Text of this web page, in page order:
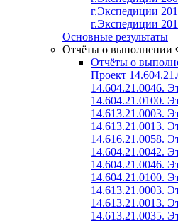
г.Экспедиции
г.Экспедиции
Основные результаты
Отчёты о
Отчёты о
Проект
14.604.21.0046.
14.604.21.0100.
14.613.21.0003.
14.613.21.0013.
14.616.21.0058.
14.604.21.0042.
14.604.21.0046.
14.604.21.0100.
14.613.21.0003.
14.613.21.0013.
14.613.21.0035.